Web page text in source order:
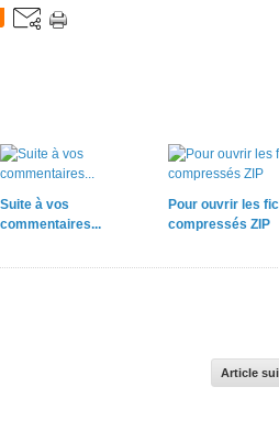
Suite à vos
commentaires...
Pour ouvrir les
compressés ZIP
Article